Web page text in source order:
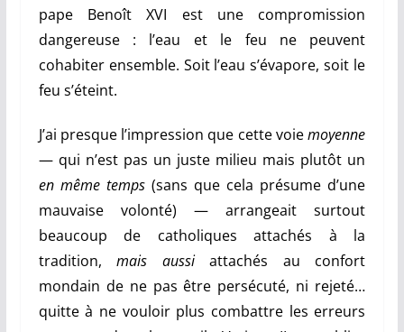
pape Benoît XVI est une compromission
dangereuse : l’eau et le feu ne peuvent
cohabiter ensemble. Soit l’eau s’évapore, soit le
feu s’éteint.
J’ai presque l’impression que cette voiemoyenne
— qui n’est pas un juste milieu mais plutôt un
en même temps (sans que cela présume d’une
mauvaise volonté) —arrangeait surtout
beaucoup de catholiques attachés à la
tradition,mais aussi
attachés au confort
mondain de ne pas être persécuté, ni rejeté…
quitte à ne vouloir plus combattre les erreurs